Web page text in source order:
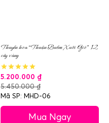
Thuyền hoa “Thuận Buồm Xuôi Gió” 12
cây vàng
5.200.000 ₫
5.450.000₫
Mã SP: MHD-06
Mua Ngay